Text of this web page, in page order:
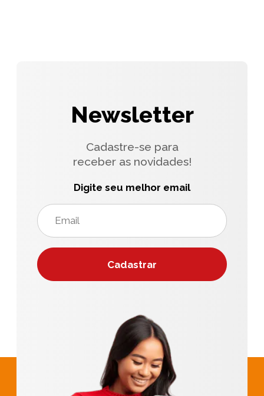
Newsletter
Cadastre-se para
receber as novidades!
Digite seu melhor email